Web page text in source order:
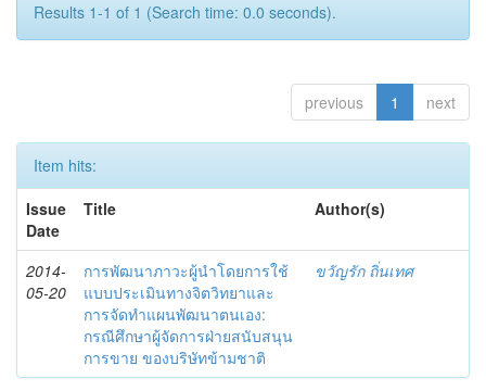
Results 1-1 of 1 (Search time: 0.0 seconds).
previous 1 next
Item hits:
Issue
Date
Title Author(s)
2014-
05-20
การพัฒนาภาวะผู้นำโดยการใช้
แบบประเมินทางจิตวิทยาและ
การจัดทำแผนพัฒนาตนเอง:
กรณีศึกษาผู้จัดการฝ่ายสนับสนุน
การขาย ของบริษัทข้ามชาติ
ขวัญรัก ถิ่นเทศ